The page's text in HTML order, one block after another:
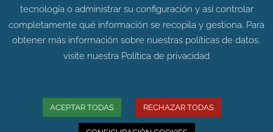
Edificio de Geológicas. Pedro Cerbuna 12 - 50009
ZARAGOZA
tecnología o administrar su configuración y así controlar
completamente qué información se recopila y gestiona. Para
obtener más información sobre nuestras políticas de datos,
visite nuestra Política de privacidad
ACEPTAR TODAS RECHAZAR TODAS